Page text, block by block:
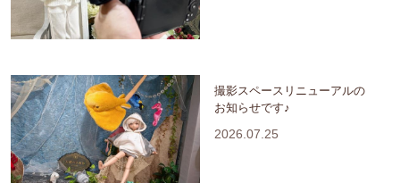
撮影スペースリニューアルの
お知らせです♪
2026.07.25